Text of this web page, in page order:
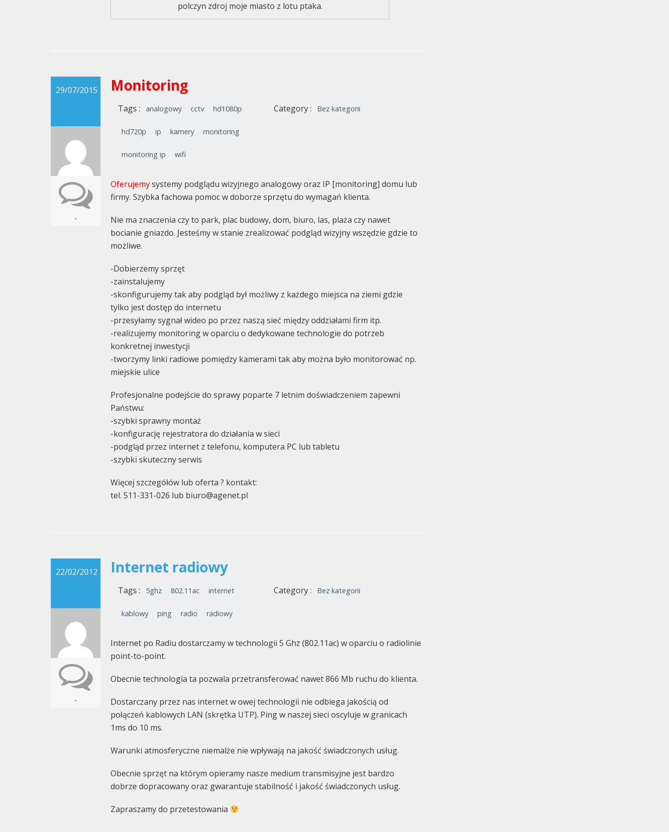
polczyn zdroj moje miasto z lotu ptaka.
29/07/2015
-
Monitoring
Tags : analogowy cctv hd1080p
hd720p ip kamery monitoring
monitoring ip wifi
Category : Bez kategorii
Oferujemysystemy podglądu wizyjnego analogowy oraz IP [monitoring] domu lub
firmy. Szybka fachowa pomoc w doborze sprzętu do wymagań klienta.
Nie ma znaczenia czy to park, plac budowy, dom, biuro, las, plaża czy nawet
bocianie gniazdo. Jesteśmy w stanie zrealizować podgląd wizyjny wszędzie gdzie to
możliwe.
-Dobierzemy sprzęt
-zainstalujemy
-skonfigurujemy tak aby podgląd był możliwy z każdego miejsca na ziemi gdzie
tylko jest dostęp do internetu
-przesyłamy sygnał wideo po przez naszą sieć między oddziałami firm itp.
-realizujemy monitoring w oparciu o dedykowane technologie do potrzeb
konkretnej inwestycji
-tworzymy linki radiowe pomiędzy kamerami tak aby można było monitorować np.
miejskie ulice
Profesjonalne podejście do sprawy poparte 7 letnim doświadczeniem zapewni
Państwu:
-szybki sprawny montaż
-konfigurację rejestratora do działania w sieci
-podgląd przez internet z telefonu, komputera PC lub tabletu
-szybki skuteczny serwis
Więcej szczegółów lub oferta ? kontakt:
tel. 511-331-026 lub biuro@agenet.pl
22/02/2012
-
Internet radiowy
Tags : 5ghz 802.11ac internet
kablowy ping radio radiowy
Category : Bez kategorii
Internet po Radiu dostarczamy w technologii 5 Ghz (802.11ac) w oparciu o radiolinie
point-to-point.
Obecnie technologia ta pozwala przetransferować nawet 866 Mb ruchu do klienta.
Dostarczany przez nas internet w owej technologii nie odbiega jakością od
połączeń kablowych LAN (skrętka UTP). Ping w naszej sieci oscyluje w granicach
1ms do 10 ms.
Warunki atmosferyczne niemalże nie wpływają na jakość świadczonych usług.
Obecnie sprzęt na którym opieramy nasze medium transmisyjne jest bardzo
dobrze dopracowany oraz gwarantuje stabilność i jakość świadczonych usług.
Zapraszamy do przetestowania